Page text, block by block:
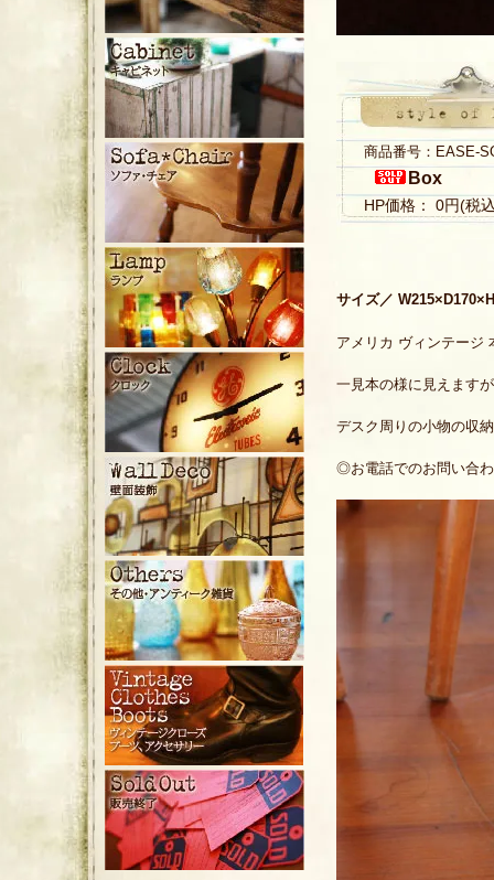
商品番号：EASE-
Box
HP価格： 0円(税
サイズ／
アメリカ ヴィンテージ
一見本の様に見えます
デスク周りの小物の収
◎お電話でのお問い合